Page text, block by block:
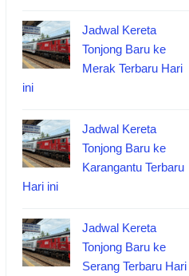
Jadwal Kereta
Tonjong Baru ke
Merak Terbaru Hari
ini
Jadwal Kereta
Tonjong Baru ke
Karangantu Terbaru
Hari ini
Jadwal Kereta
Tonjong Baru ke
Serang Terbaru Hari